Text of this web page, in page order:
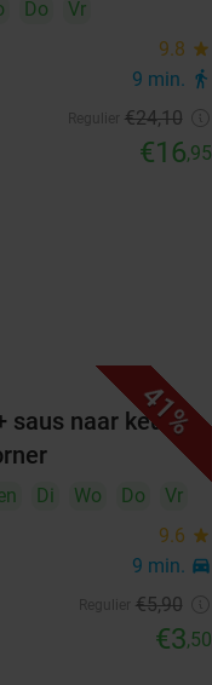
Do
Vr
9.8 star
9 min. directions_walk
€24,10
€16,95
41%
saus naar keuze
Di Wo Do
Vr
9.6 star
9 min. directions_car
€5,90
€3,50